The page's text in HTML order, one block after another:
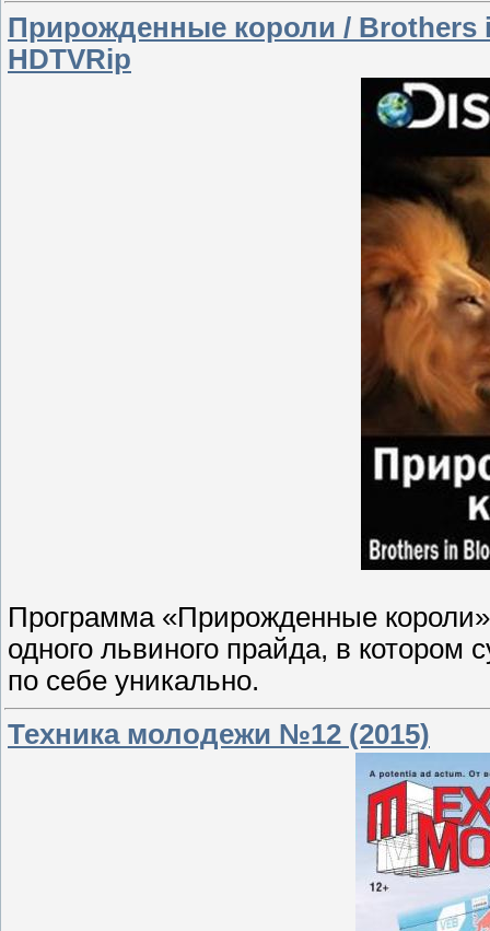
Прирожденные короли / Brothers
HDTVRip
Программа «Прирожденные
одного львиного прайда, в
по себе уникально.
Техника молодежи №12 (2015)